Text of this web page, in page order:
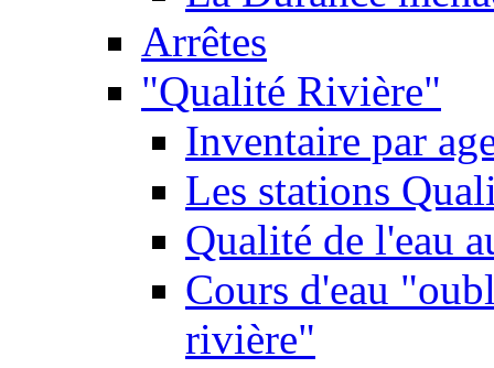
Arrêtes
"Qualité Rivière"
Inventaire par
Les stations
Qualité de l'eau
Cours d'eau
rivière"